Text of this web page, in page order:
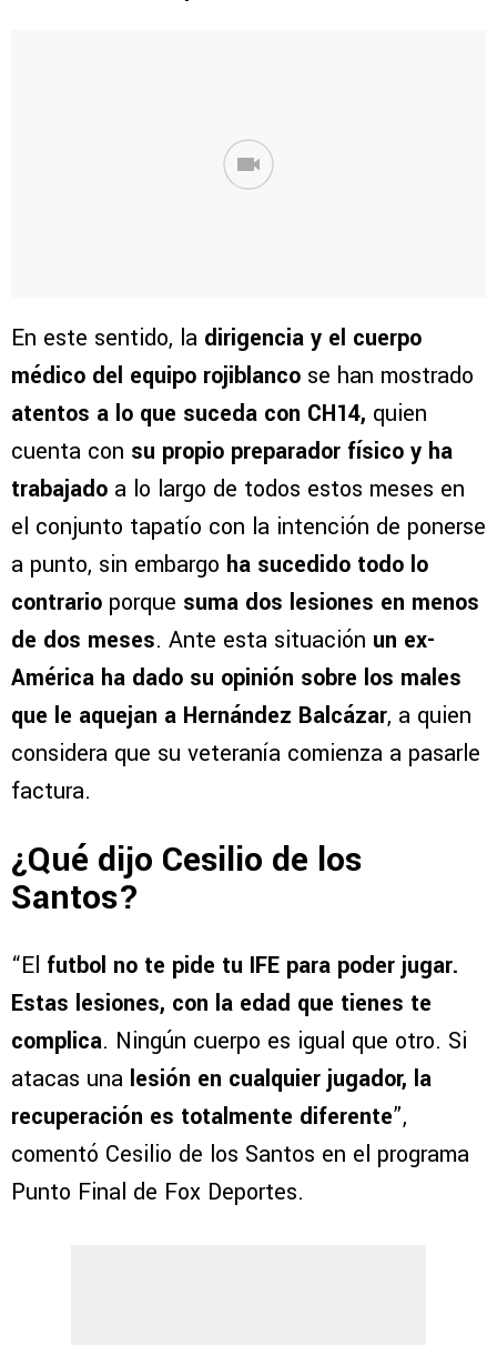
En este sentido, la dirigencia y el cuerpo
médico del equipo rojiblanco se han mostrado
atentos a lo que suceda con CH14, quien
cuenta con su propio preparador físico y ha
trabajado a lo largo de todos estos meses en
el conjunto tapatío con la intención de ponerse
a punto, sin embargo ha sucedido todo lo
contrario porque suma dos lesiones en menos
de dos meses. Ante esta situación un ex-
América ha dado su opinión sobre los males
que le aquejan a Hernández Balcázar, a quien
considera que su veteranía comienza a pasarle
factura.
¿Qué dijo Cesilio de los
Santos?
“El futbol no te pide tu IFE para poder jugar.
Estas lesiones, con la edad que tienes te
complica. Ningún cuerpo es igual que otro. Si
atacas una lesión en cualquier jugador, la
recuperación es totalmente diferente”,
comentó Cesilio de los Santos en el programa
Punto Final de Fox Deportes.